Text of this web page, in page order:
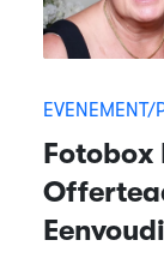
EVENEMENT/